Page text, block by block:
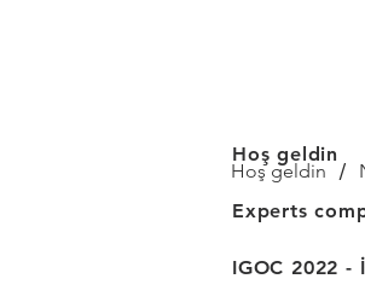
Hoş geldin /
Hoş geldin
Experts
IGOC 2022